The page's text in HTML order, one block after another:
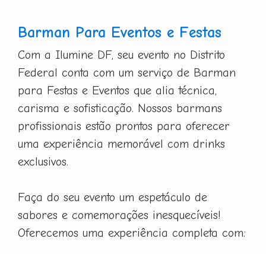
Barman Para Eventos e Festas
Com a Ilumine DF, seu evento no Distrito
Federal conta com um serviço de Barman
para Festas e Eventos que alia técnica,
carisma e sofisticação. Nossos barmans
profissionais estão prontos para oferecer
uma experiência memorável com drinks
exclusivos.
Faça do seu evento um espetáculo de
sabores e comemorações inesquecíveis!
Oferecemos uma experiência completa com: